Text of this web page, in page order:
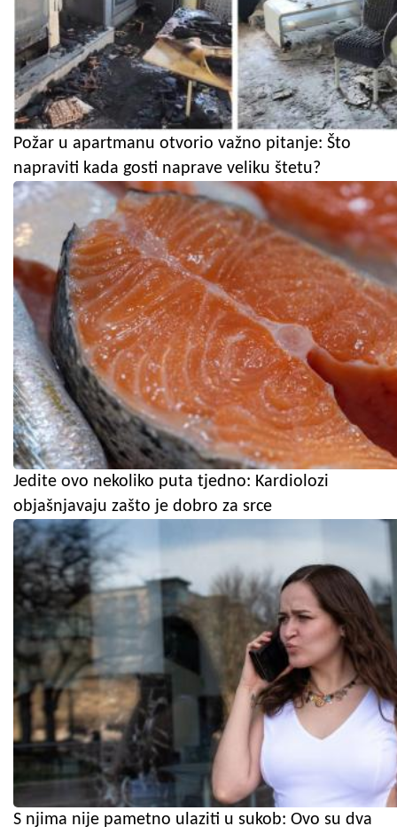
Požar u apartmanu otvorio važno pitanje: Što
napraviti kada gosti naprave veliku štetu?
Jedite ovo nekoliko puta tjedno: Kardiolozi
objašnjavaju zašto je dobro za srce
S njima nije pametno ulaziti u sukob: Ovo su dva